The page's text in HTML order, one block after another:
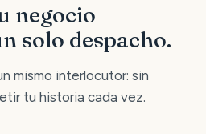
negocio
solo despacho.
mismo interlocutor: sin
tu historia cada vez.